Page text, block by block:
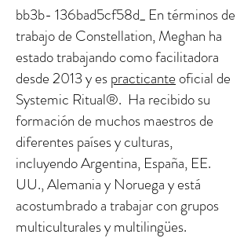
bb3b- 136bad5cf58d_ En términos de
trabajo de Constellation, Meghan ha
estado trabajando como facilitadora
desde 2013 y espracticante oficial de
Systemic Ritual®. Ha recibido su
formación de muchos maestros de
diferentes países y culturas,
incluyendo Argentina, España, EE.
UU., Alemania y Noruega y está
acostumbrado a trabajar con grupos
multiculturales y multilingües.